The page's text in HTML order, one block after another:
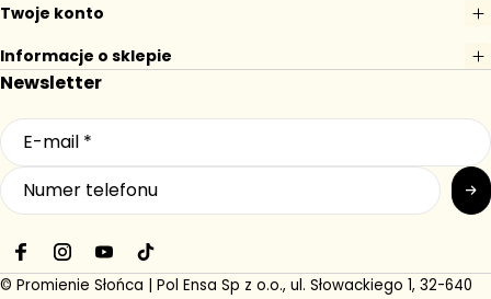
Twoje konto
Informacje o sklepie
Newsletter
F
a
I
n
Y
o
T
© Promienie Słońca | Pol Ensa Sp z o.o., ul. Słowackiego 1, 32-640